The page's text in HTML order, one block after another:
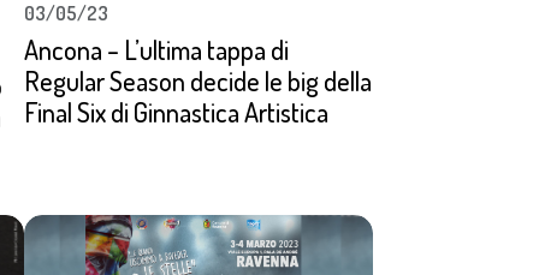
03/05/23
Ancona – L’ultima tappa di
Regular Season decide le big della
Final Six di Ginnastica Artistica